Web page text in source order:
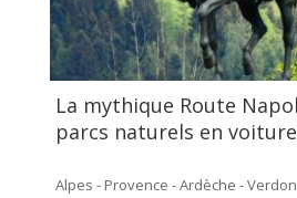
La mythique Route
parcs naturels en voiture
Alpes - Provence - Ardèche -